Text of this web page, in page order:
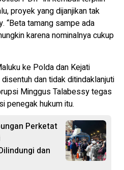
proyek yang dijanjikan tak
“Beta tamang sampe ada
karena nominalnya cukup
ke Polda dan Kejati
dan tidak ditindaklanjuti
Minggus Talabessy tegas
penegak hukum itu.
Perketat
dan